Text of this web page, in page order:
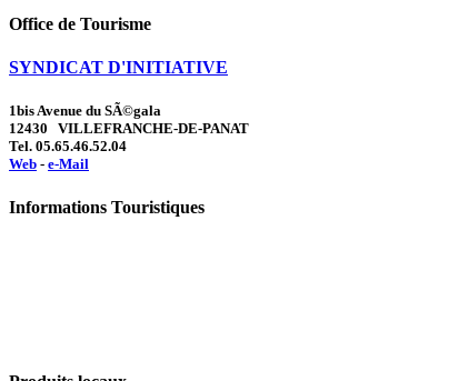
Office de Tourisme
SYNDICAT D'INITIATIVE
1bis Avenue du SÃ©gala
12430 VILLEFRANCHE-DE-PANAT
Tel. 05.65.46.52.04
Web - e-Mail
Informations Touristiques